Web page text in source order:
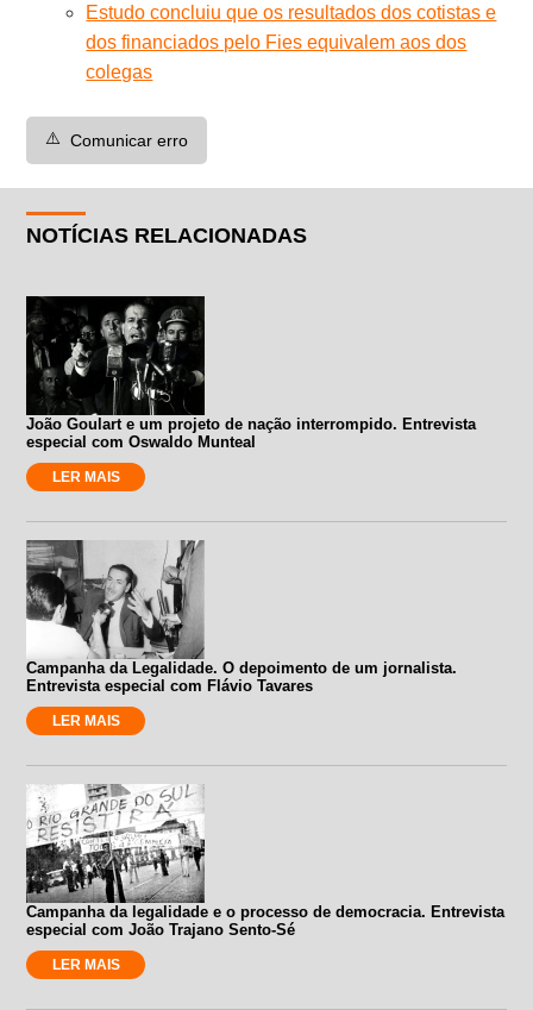
Estudo concluiu que os resultados dos cotistas e
dos financiados pelo Fies equivalem aos dos
colegas
⚠️ Comunicar erro
NOTÍCIAS RELACIONADAS
João Goulart e um projeto de nação interrompido. Entrevista
especial com Oswaldo Munteal
LER MAIS
Campanha da Legalidade. O depoimento de um jornalista.
Entrevista especial com Flávio Tavares
LER MAIS
Campanha da legalidade e o processo de democracia. Entrevista
especial com João Trajano Sento-Sé
LER MAIS